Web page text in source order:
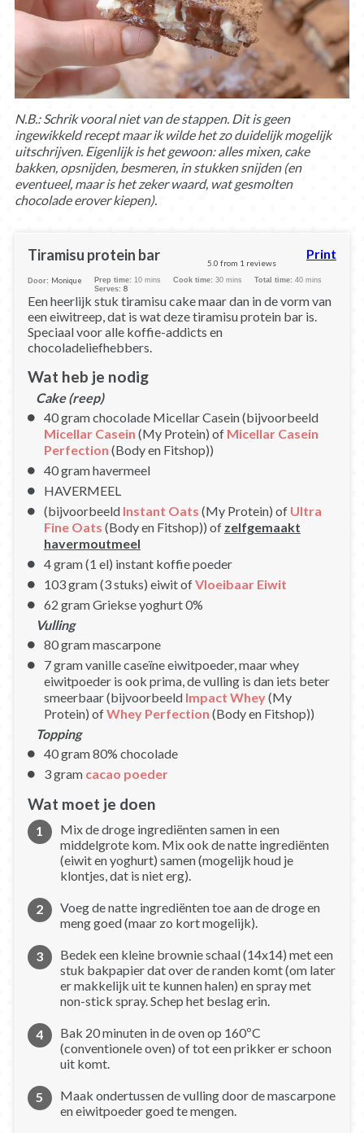
N.B.: Schrik vooral niet van de stappen. Dit is geen
ingewikkeld recept maar ik wilde het zo duidelijk mogelijk
uitschrijven. Eigenlijk is het gewoon: alles mixen, cake
bakken, opsnijden, besmeren, in stukken snijden (en
eventueel, maar is het zeker waard, wat gesmolten
chocolade erover kiepen).
Tiramisu protein bar 5.0 from 1 reviews
Print
Door: Monique Prep time: 10 mins Cook time: 30 mins Total time: 40 mins
Serves: 8
Een heerlijk stuk tiramisu cake maar dan in de vorm van
een eiwitreep, dat is wat deze tiramisu protein bar is.
Speciaal voor alle koffie-addicts en
chocoladeliefhebbers.
Wat heb je nodig
Cake (reep)
40 gram chocolade Micellar Casein (bijvoorbeeld
Micellar Casein (My Protein) of Micellar Casein
Perfection (Body en Fitshop))
40 gram havermeel
HAVERMEEL
(bijvoorbeeld Instant Oats (My Protein) of Ultra
Fine Oats (Body en Fitshop)) of zelfgemaakt
havermoutmeel
4 gram (1 el) instant koffie poeder
103 gram (3 stuks) eiwit ofVloeibaar Eiwit
62 gram Griekse yoghurt 0%
Vulling
80 gram mascarpone
7 gram vanille caseïne eiwitpoeder, maar whey
eiwitpoeder is ook prima, de vulling is dan iets beter
smeerbaar (bijvoorbeeld Impact Whey(My
Protein) ofWhey Perfection (Body en Fitshop))
Topping
40 gram 80% chocolade
3 gram cacao poeder
Wat moet je doen
Mix de droge ingrediënten samen in een
middelgrote kom. Mix ook de natte ingrediënten
(eiwit en yoghurt) samen (mogelijk houd je
klontjes, dat is niet erg).
Voeg de natte ingrediënten toe aan de droge en
meng goed (maar zo kort mogelijk).
Bedek een kleine brownie schaal (14x14) met een
stuk bakpapier dat over de randen komt (om later
er makkelijk uit te kunnen halen) en spray met
non-stick spray. Schep het beslag erin.
Bak 20 minuten in de oven op 160ºC
(conventionele oven) of tot een prikker er schoon
uit komt.
Maak ondertussen de vulling door de mascarpone
en eiwitpoeder goed te mengen.